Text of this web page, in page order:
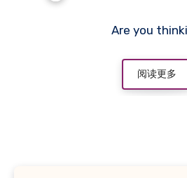
Are you
阅读更多